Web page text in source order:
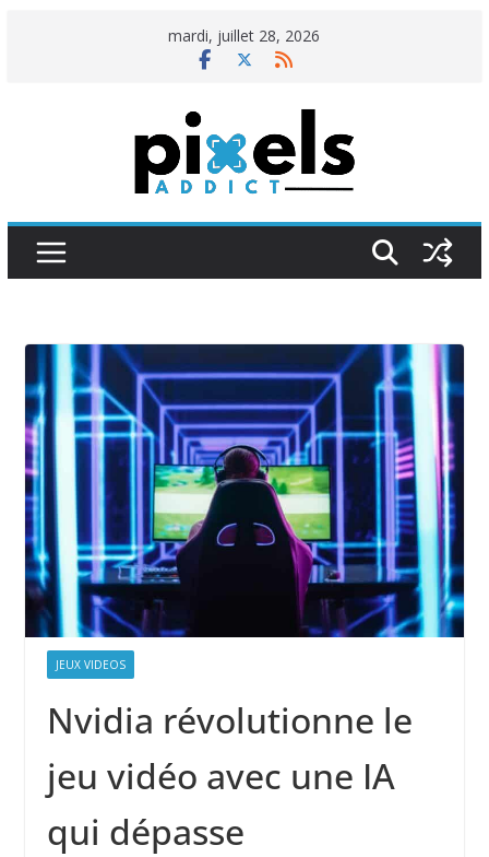
mardi, juillet 28, 2026
JEUX VIDEOS
Nvidia révolutionne le
jeu vidéo avec une IA
qui dépasse